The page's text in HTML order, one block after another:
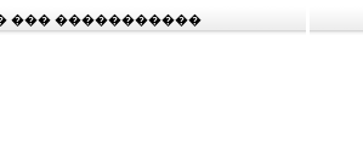
��� �����������